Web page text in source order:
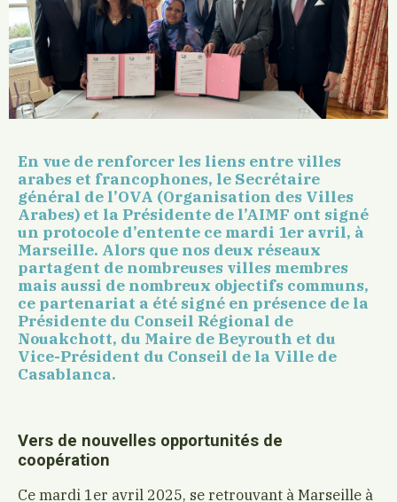
En vue de renforcer les liens entre villes
arabes et francophones, le Secrétaire
général de l’OVA (Organisation des Villes
Arabes) et la Présidente de l’AIMF ont signé
un protocole d’entente ce mardi 1er avril, à
Marseille. Alors que nos deux réseaux
partagent de nombreuses villes membres
mais aussi de nombreux objectifs communs,
ce partenariat a été signé en présence de la
Présidente du Conseil Régional de
Nouakchott, du Maire de Beyrouth et du
Vice-Président du Conseil de la Ville de
Casablanca.
Vers de nouvelles opportunités de
coopération
Ce mardi 1er avril 2025, se retrouvant à Marseille à